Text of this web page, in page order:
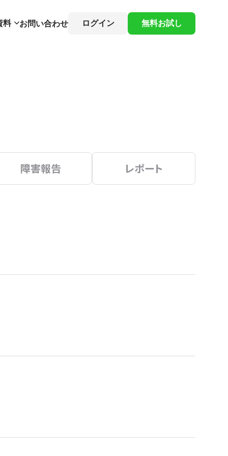
料 お問い合わせ ログイン 無料お試し
障害報告 レポート